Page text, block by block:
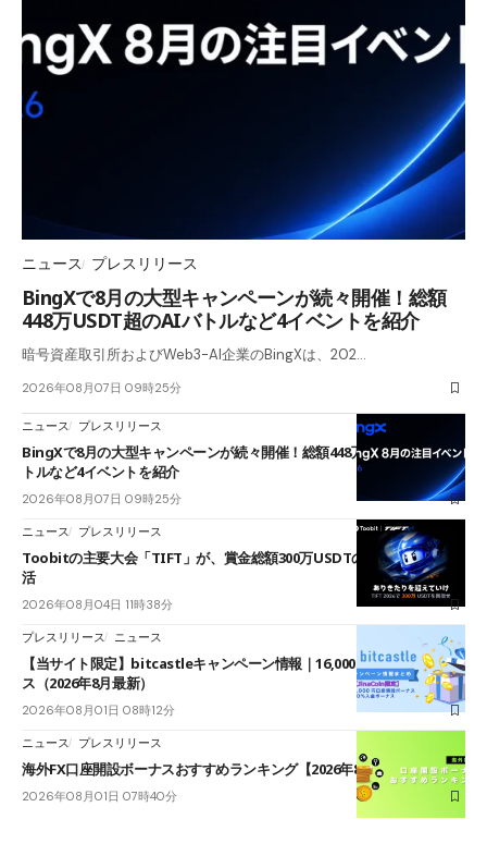
ニュース プレスリリース
BingXで8月の大型キャンペーンが続々開催！総額
448万USDT超のAIバトルなど4イベントを紹介
暗号資産取引所およびWeb3-AI企業のBingXは、202…
2026年08月07日 09時25分
ニュース プレスリリース
BingXで8月の大型キャンペーンが続々開催！総額448万USDT超のAIバ
トルなど4イベントを紹介
2026年08月07日 09時25分
ニュース プレスリリース
Toobitの主要大会「TIFT」が、賞金総額300万USDTのレースとして復
活
2026年08月04日 11時38分
プレスリリース ニュース
【当サイト限定】bitcastleキャンペーン情報｜16,000円口座開設ボーナ
ス（2026年8月最新）
2026年08月01日 08時12分
ニュース プレスリリース
海外FX口座開設ボーナスおすすめランキング【2026年8月最新】
2026年08月01日 07時40分